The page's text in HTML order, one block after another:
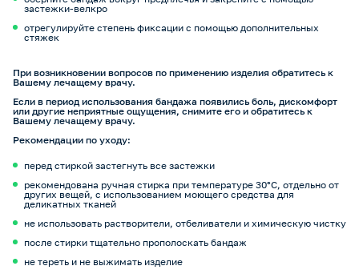
застежки-велкро
отрегулируйте степень фиксации с помощью дополнительных
стяжек
При возникновении вопросов по применению изделия обратитесь к
Вашему лечащему врачу.
Если в период использования бандажа появились боль, дискомфорт
или другие неприятные ощущения, снимите его и обратитесь к
Вашему лечащему врачу.
Рекомендации по уходу:
перед стиркой застегнуть все застежки
рекомендована ручная стирка при температуре 30°C, отдельно от
других вещей, с использованием моющего средства для
деликатных тканей
не использовать растворители, отбеливатели и химическую чистку
после стирки тщательно прополоскать бандаж
не тереть и не выжимать изделие